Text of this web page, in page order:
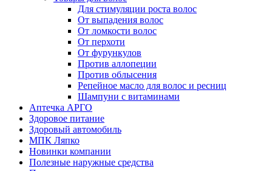
Для стимуляции роста волос
От выпадения волос
От ломкости волос
От перхоти
От фурункулов
Против аллопеции
Против облысения
Репейное масло для волос и ресниц
Шампуни с витаминами
Аптечка АРГО
Здоровое питание
Здоровый автомобиль
МПК Ляпко
Новинки компании
Полезные наружные средства